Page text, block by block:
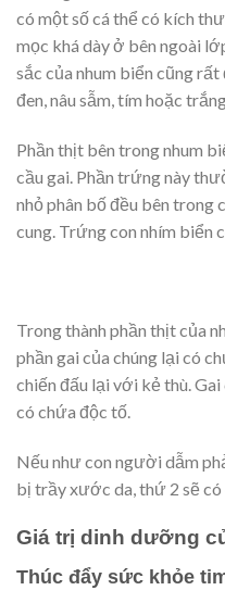
có một số cá thể có kích
mọc khá dày ở bên ngoài
sắc của nhum biển cũng rất
đen, nâu sẫm, tím hoặc
Phần thịt bên trong nhum
cầu gai. Phần trứng này
nhỏ phân bố đều bên trong
cung. Trứng con nhím biển
Trong thành phần thịt của
phần gai của chúng lại có
chiến đấu lại với kẻ thù. Gai
có chứa độc tố.
Nếu như con người dẫm
bị trầy xước da, thứ 2 sẽ
Giá trị dinh dưỡng
Thúc đẩy sức khỏe